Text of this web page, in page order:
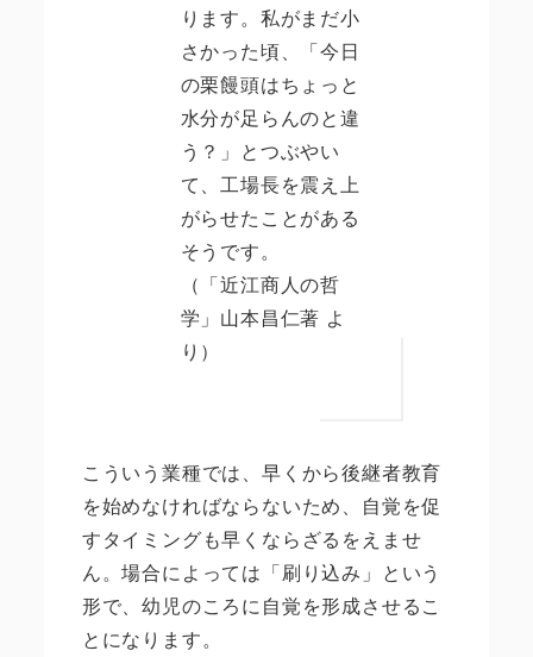
ります。私がまだ小
さかった頃、「今日
の栗饅頭はちょっと
水分が足らんのと違
う？」とつぶやい
て、工場長を震え上
がらせたことがある
そうです。
（「近江商人の哲
学」山本昌仁著 よ
り）
こういう業種では、早くから後継者教育
を始めなければならないため、自覚を促
すタイミングも早くならざるをえませ
ん。場合によっては「刷り込み」という
形で、幼児のころに自覚を形成させるこ
とになります。